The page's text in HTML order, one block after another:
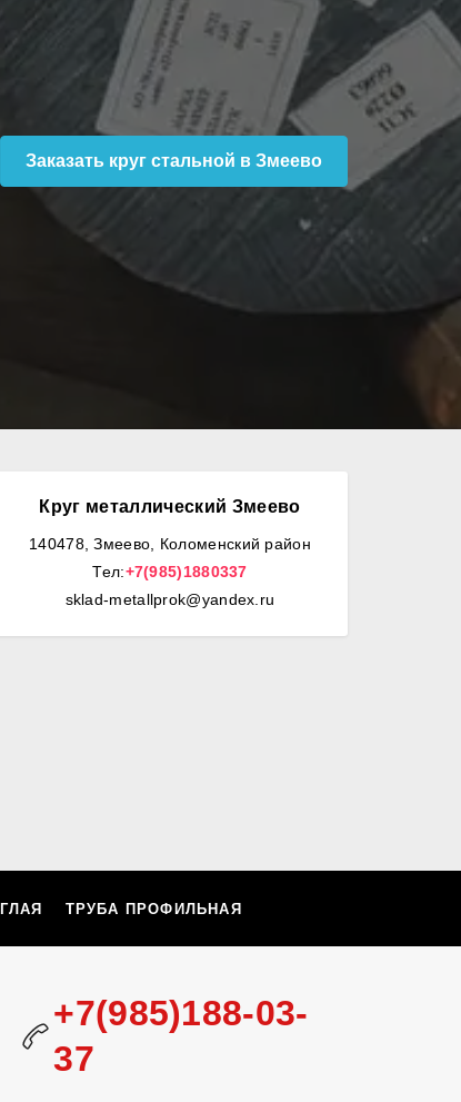
Заказать круг стальной в Змеево
Круг металлический Змеево
140478, Змеево, Коломенский район
Тел:+7(985)1880337
sklad-metallprok@yandex.ru
ТРУБА ПРОФИЛЬНАЯ
+7(985)188-03-
37